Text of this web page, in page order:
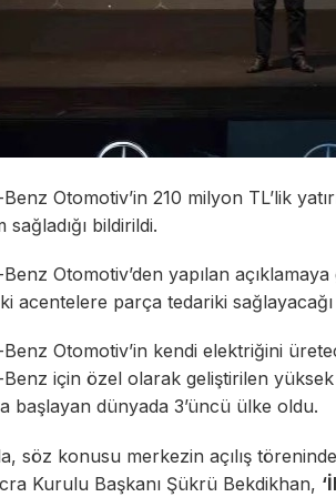
Otomotiv’in 210 milyon TL’lik
sağladığı bildirildi.
Otomotiv’den yapılan
acentelere parça tedariki
Otomotiv’in kendi elektriğini
için özel olarak geliştirilen
başlayan dünyada 3’üncü ülke oldu.
söz konusu merkezin açılış
Kurulu Başkanı Şükrü Bekdikhan,